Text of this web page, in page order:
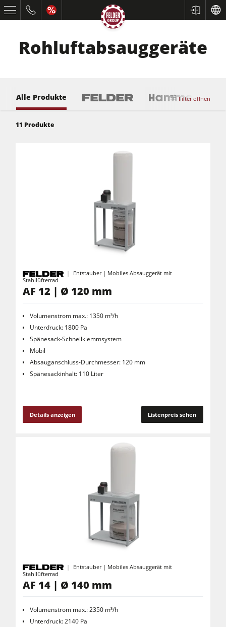
Kantenanleimmaschinen
Langband- & Kantenschleifmaschinen
Bürst- und Bürstschleifmaschinen
Bandsägen
Druckbalkensägen & Plattenaufteilsägen
Heizplattenpressen & Vakuumpressen
Reinluftabsauggeräte & Entstauber
F4Solutions Software
Projektmanagement
Rohluftabsauggeräte
Filter öffnen
Alle Produkte
11 Produkte
Entstauber | Mobiles Absauggerät mit
Stahllüfterrad
AF 12 | Ø 120 mm
Volumenstrom max.: 1350 m³/h
Unterdruck: 1800 Pa
Spänesack-Schnellklemmsystem
Mobil
Absauganschluss-Durchmesser: 120 mm
Spänesackinhalt: 110 Liter
Details anzeigen Listenpreis sehen
Entstauber | Mobiles Absauggerät mit
Stahllüfterrad
AF 14 | Ø 140 mm
Volumenstrom max.: 2350 m³/h
Unterdruck: 2140 Pa